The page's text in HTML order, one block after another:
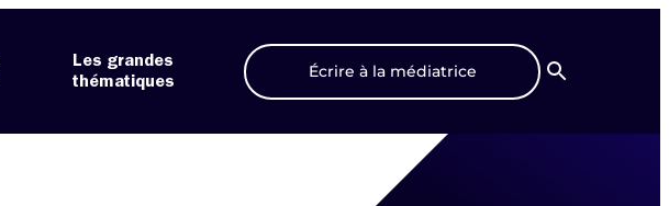
Les grandes
thématiques
Écrire à la médiatrice
Recherche